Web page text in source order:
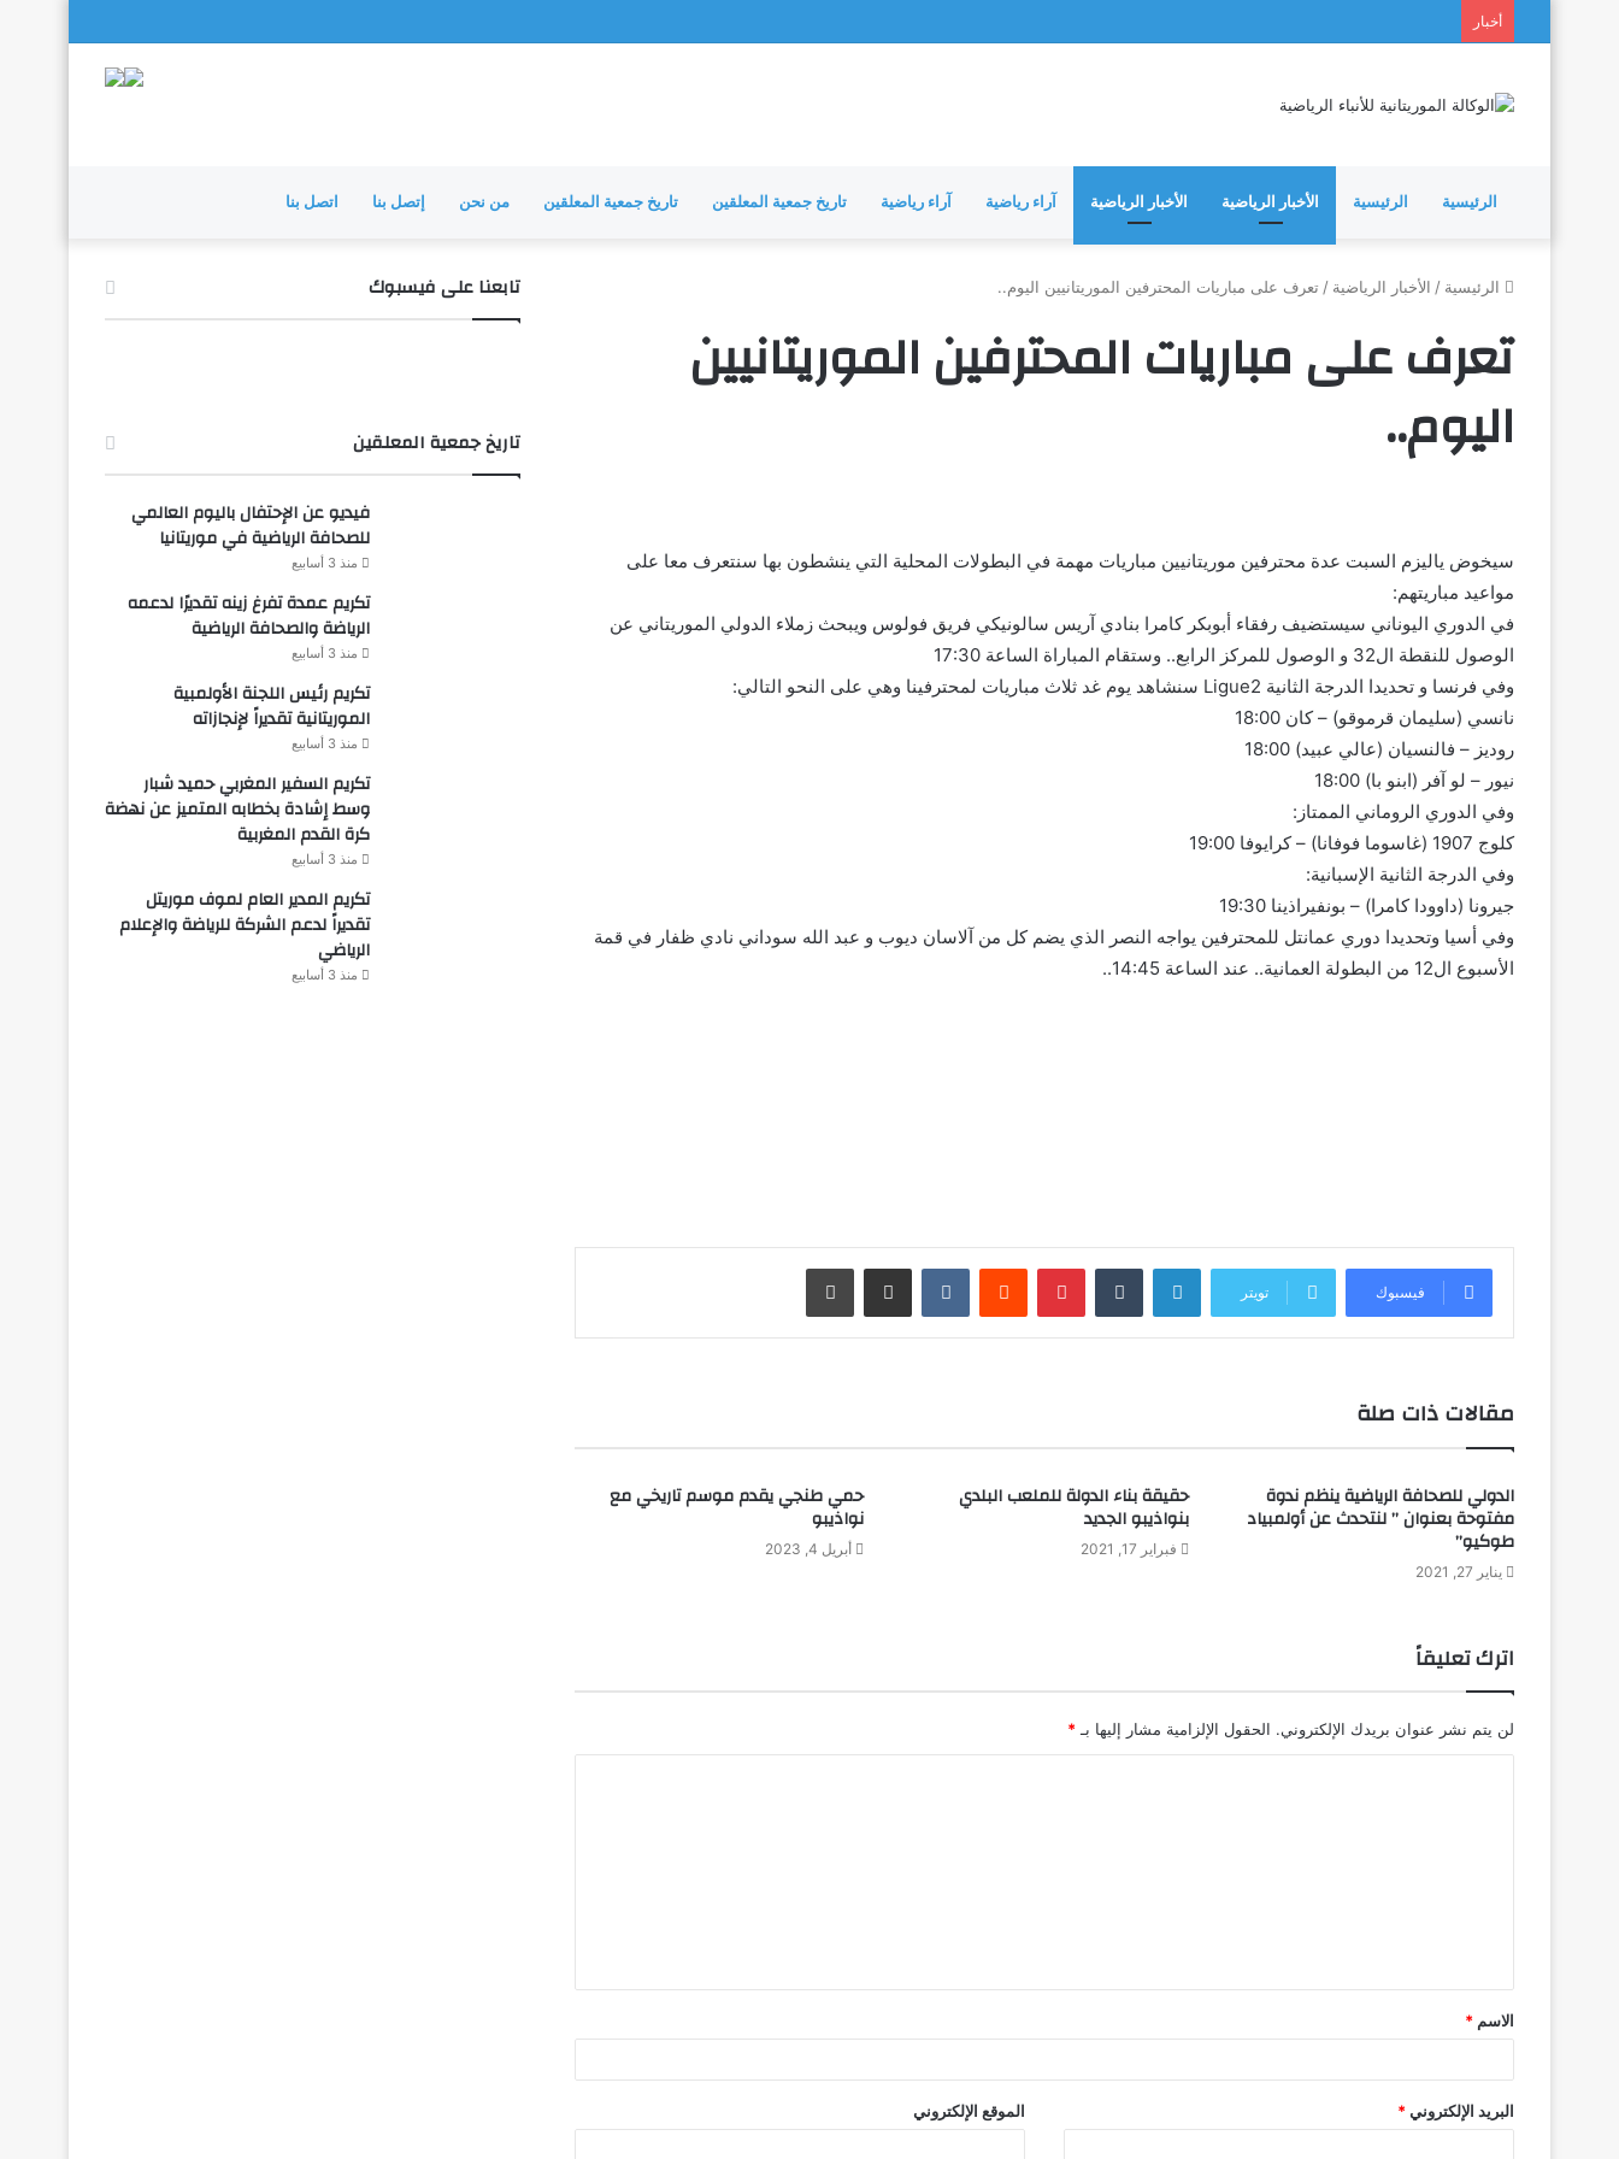
أخبار
الرئيسية الرئيسية الأخبار الرياضية الأخبار الرياضية آراء رياضية آراء رياضية تاريخ جمعية المعلقين تاريخ جمعية المعلقين من نحن إتصل بنا اتصل بنا
الرئيسية / الأخبار الرياضية / تعرف على مباريات المحترفين الموريتانيين اليوم..
تعرف على مباريات المحترفين الموريتانيين
اليوم..
سيخوض ياليزم السبت عدة محترفين موريتانيين مباريات مهمة في البطولات المحلية التي ينشطون بها سنتعرف معا على
مواعيد مباريتهم:
في الدوري اليوناني سيستضيف رفقاء أبوبكر كامرا بنادي آريس سالونيكي فريق فولوس ويبحث زملاء الدولي الموريتاني عن
الوصول للنقطة ال32 و الوصول للمركز الرابع.. وستقام المباراة الساعة 17:30
وفي فرنسا و تحديدا الدرجة الثانية Ligue2 سنشاهد يوم غد ثلاث مباريات لمحترفينا وهي على النحو التالي:
نانسي (سليمان قرموقو) – كان 18:00
روديز – فالنسيان (عالي عبيد) 18:00
نيور – لو آفر (ابنو با) 18:00
وفي الدوري الروماني الممتاز:
كلوج 1907 (غاسوما فوفانا) – كرايوفا 19:00
وفي الدرجة الثانية الإسبانية:
جيرونا (داوودا كامرا) – بونفيراذينا 19:30
وفي أسيا وتحديدا دوري عمانتل للمحترفين يواجه النصر الذي يضم كل من آلاسان ديوب و عبد الله سوداني نادي ظفار في قمة
الأسبوع ال12 من البطولة العمانية.. عند الساعة 14:45..
فيسبوك تويتر
لينكدإن بينتيريست مشاركة عبر البريد طباعة
مقالات ذات صلة
الدولي للصحافة الرياضية ينظم ندوة
مفتوحة بعنوان ” لنتحدث عن أولمبياد
طوكيو”
يناير 27, 2021
حقيقة بناء الدولة للملعب البلدي
بنواذيبو الجديد
فبراير 17, 2021
حمي طنجي يقدم موسم تاريخي مع
نواذيبو
أبريل 4, 2023
اترك تعليقاً
لن يتم نشر عنوان بريدك الإلكتروني. الحقول الإلزامية مشار إليها بـ *
ق
*
الاسم *
البريد الإلكتروني * الموقع الإلكتروني
تابعنا على فيسبوك
تاريخ جمعية المعلقين
فيديو عن الإحتفال باليوم العالمي
للصحافة الرياضية في موريتانيا
منذ 3 أسابيع
تكريم عمدة تفرغ زينه تقديرًا لدعمه
الرياضة والصحافة الرياضية
منذ 3 أسابيع
تكريم رئيس اللجنة الأولمبية
الموريتانية تقديراً لإنجازاته
منذ 3 أسابيع
تكريم السفير المغربي حميد شبار
وسط إشادة بخطابه المتميز عن نهضة
كرة القدم المغربية
منذ 3 أسابيع
تكريم المدير العام لموف موريتل
تقديراً لدعم الشركة للرياضة والإعلام
الرياضي
منذ 3 أسابيع